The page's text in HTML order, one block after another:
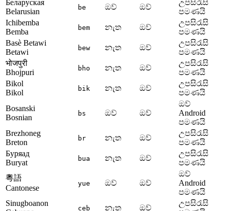
Беларуская
Belarusian
be ඔව් ඔව්
උපසිරැසි
පමණයි
Ichibemba
Bemba
bem නැත ඔව්
උපසිරැසි
පමණයි
Basè Betawi
Betawi
bew නැත ඔව්
උපසිරැසි
පමණයි
भोजपुरी
Bhojpuri
bho නැත ඔව්
උපසිරැසි
පමණයි
Bikol
Bikol
bik නැත ඔව්
උපසිරැසි
පමණයි
Bosanski
Bosnian
bs ඔව් ඔව්
ඔව්
Android
පමණයි
Brezhoneg
Breton
br නැත ඔව්
උපසිරැසි
පමණයි
Буряад
Buryat
bua නැත ඔව්
උපසිරැසි
පමණයි
粵語
Cantonese
yue ඔව් ඔව්
ඔව්
Android
පමණයි
Sinugboanon
ceb නැත ඔව්
උපසිරැසි